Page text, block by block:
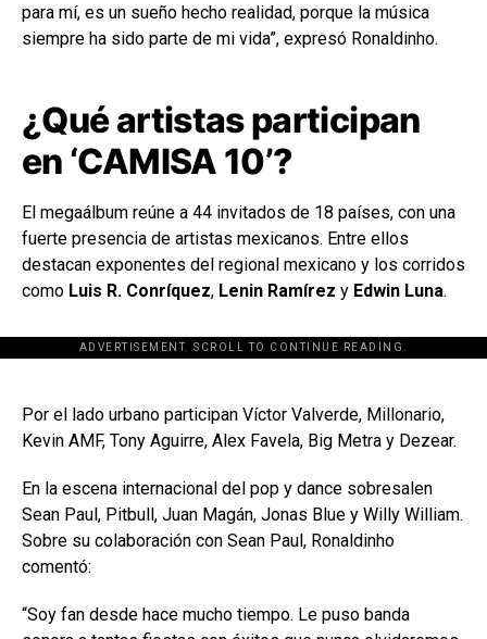
para mí, es un sueño hecho realidad, porque la música
siempre ha sido parte de mi vida”, expresó Ronaldinho.
¿Qué artistas participan
en ‘CAMISA 10’?
El megaálbum reúne a 44 invitados de 18 países, con una
fuerte presencia de artistas mexicanos. Entre ellos
destacan exponentes del regional mexicano y los corridos
como Luis R. Conríquez, Lenin Ramírez y Edwin Luna.
ADVERTISEMENT. SCROLL TO CONTINUE READING.
[adsforwp id="243463"]
Por el lado urbano participan Víctor Valverde, Millonario,
Kevin AMF, Tony Aguirre, Alex Favela, Big Metra y Dezear.
En la escena internacional del pop y dance sobresalen
Sean Paul, Pitbull, Juan Magán, Jonas Blue y Willy William.
Sobre su colaboración con Sean Paul, Ronaldinho
comentó:
“Soy fan desde hace mucho tiempo. Le puso banda